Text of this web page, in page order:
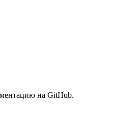
на GitHub.